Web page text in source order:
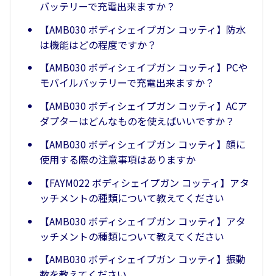
バッテリーで充電出来ますか？
【AMB030 ボディシェイプガン コッティ】防水
は機能はどの程度ですか？
【AMB030 ボディシェイプガン コッティ】PCや
モバイルバッテリーで充電出来ますか？
【AMB030 ボディシェイプガン コッティ】ACア
ダプターはどんなものを使えばいいですか？
【AMB030 ボディシェイプガン コッティ】顔に
使用する際の注意事項はありますか
【FAYM022 ボディシェイプガン コッティ】アタ
ッチメントの種類について教えてください
【AMB030 ボディシェイプガン コッティ】アタ
ッチメントの種類について教えてください
【AMB030 ボディシェイプガン コッティ】振動